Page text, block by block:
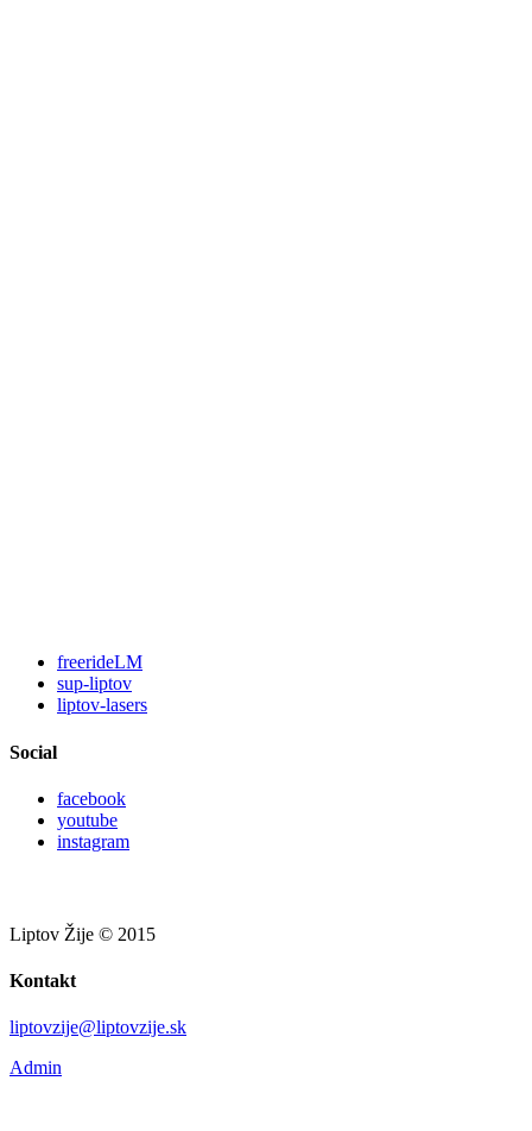
freerideLM
sup-liptov
liptov-lasers
Social
facebook
youtube
instagram
Liptov Žije © 2015
Kontakt
liptovzije@liptovzije.sk
Admin